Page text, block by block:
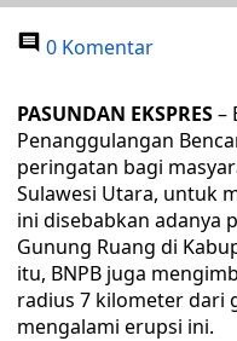
0 Komentar
PASUNDAN EKSPRES–
Penanggulangan
peringatan bagi
Sulawesi Utara, untuk
ini disebabkan adanya
Gunung Ruang di
itu, BNPB juga
radius 7 kilometer dari
mengalami erupsi ini.